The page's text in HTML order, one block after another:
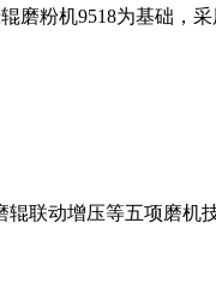
磨粉机9518为基础，
联动增压等五项磨机